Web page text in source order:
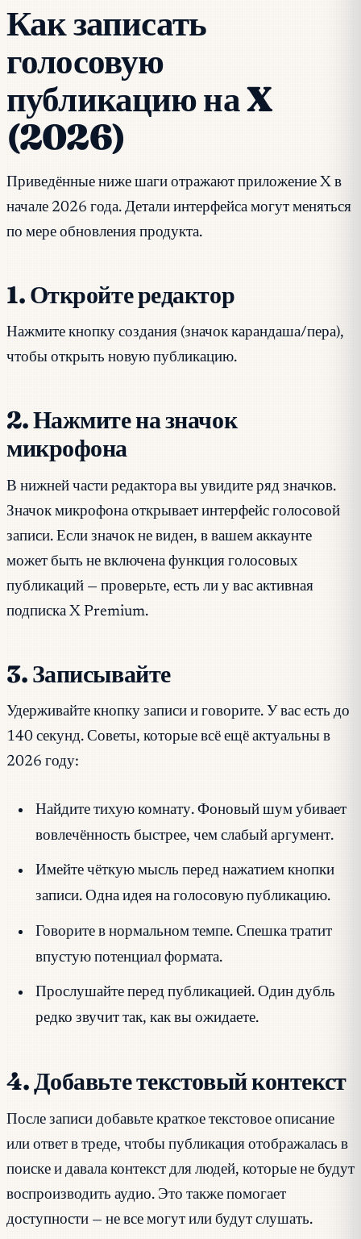
Как записать
голосовую
публикацию на X
(2026)
Приведённые ниже шаги отражают приложение X в
начале 2026 года. Детали интерфейса могут меняться
по мере обновления продукта.
1. Откройте редактор
Нажмите кнопку создания (значок карандаша/пера),
чтобы открыть новую публикацию.
2. Нажмите на значок
микрофона
В нижней части редактора вы увидите ряд значков.
Значок микрофона открывает интерфейс голосовой
записи. Если значок не виден, в вашем аккаунте
может быть не включена функция голосовых
публикаций — проверьте, есть ли у вас активная
подписка X Premium.
3. Записывайте
Удерживайте кнопку записи и говорите. У вас есть до
140 секунд. Советы, которые всё ещё актуальны в
2026 году:
Найдите тихую комнату. Фоновый шум убивает
вовлечённость быстрее, чем слабый аргумент.
Имейте чёткую мысль перед нажатием кнопки
записи. Одна идея на голосовую публикацию.
Говорите в нормальном темпе. Спешка тратит
впустую потенциал формата.
Прослушайте перед публикацией. Один дубль
редко звучит так, как вы ожидаете.
4. Добавьте текстовый контекст
После записи добавьте краткое текстовое описание
или ответ в треде, чтобы публикация отображалась в
поиске и давала контекст для людей, которые не будут
воспроизводить аудио. Это также помогает
доступности — не все могут или будут слушать.